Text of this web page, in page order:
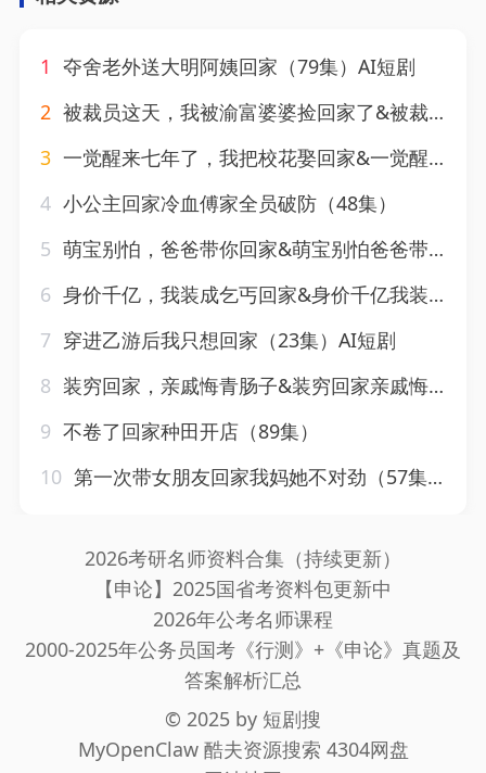
1 夺舍老外送大明阿姨回家（79集）AI短剧
2 被裁员这天，我被渝富婆婆捡回家了&被裁员这天我被渝富婆婆捡回家了（82集）AI短剧
3 一觉醒来七年了，我把校花娶回家&一觉醒来七年了我把校花娶回家（80集）刘瀚阳&乔钰
4 小公主回家冷血傅家全员破防（48集）
5 萌宝别怕，爸爸带你回家&萌宝别怕爸爸带你回家（89集）AI短剧
6 身价千亿，我装成乞丐回家&身价千亿我装成乞丐回家（80集）AI短剧
7 穿进乙游后我只想回家（23集）AI短剧
8 装穷回家，亲戚悔青肠子&装穷回家亲戚悔青肠子（81集）AI短剧
9 不卷了回家种田开店（89集）
10 第一次带女朋友回家我妈她不对劲（57集）甘涞&李佳明
2026考研名师资料合集（持续更新）
【申论】2025国省考资料包更新中
2026年公考名师课程
2000-2025年公务员国考《行测》+《申论》真题及
答案解析汇总
© 2025 by 短剧搜
MyOpenClaw酷夫资源搜索 4304网盘